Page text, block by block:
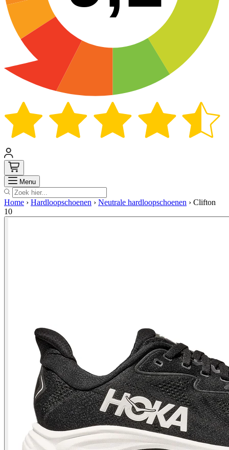
Menu Zoek
Home › Hardloopschoenen › Neutrale hardloopschoenen › Clifton
10